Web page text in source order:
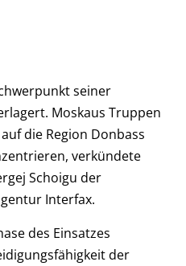
seiner
Moskaus Truppen
die Region Donbass
verkündete
Schoigu der
Interfax.
des Einsatzes
der